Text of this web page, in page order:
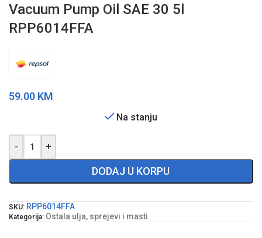
Vacuum Pump Oil SAE 30 5l
RPP6014FFA
59.00 KM
Na stanju
- +
DODAJ U KORPU
SKU: RPP6014FFA
Kategorija: Ostala ulja, sprejevi i masti